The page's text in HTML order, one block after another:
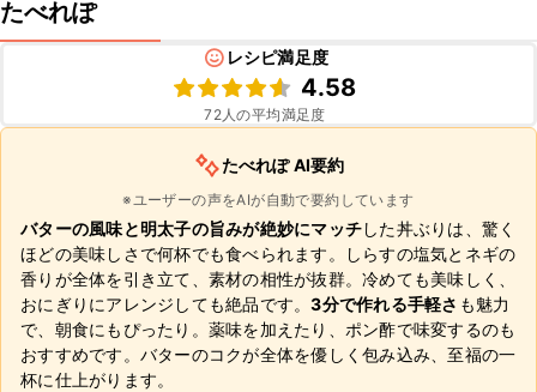
たべれぽ
レシピ満足度
4.58
72人の平均満足度
たべれぽ AI要約
※ユーザーの声をAIが自動で要約しています
バターの風味と明太子の旨みが絶妙にマッチした丼ぶりは、驚く
ほどの美味しさで何杯でも食べられます。しらすの塩気とネギの
香りが全体を引き立て、素材の相性が抜群。冷めても美味しく、
おにぎりにアレンジしても絶品です。3分で作れる手軽さ も魅力
で、朝食にもぴったり。薬味を加えたり、ポン酢で味変するのも
おすすめです。バターのコクが全体を優しく包み込み、至福の一
杯に仕上がります。